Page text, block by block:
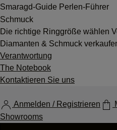
Smaragd-Guide Perlen-Führer
Schmuck
Die richtige Ringgröße wählen
Diamanten & Schmuck
Verantwortung
The Notebook
Kontaktieren Sie uns
Anmelden / Registrieren
Showrooms